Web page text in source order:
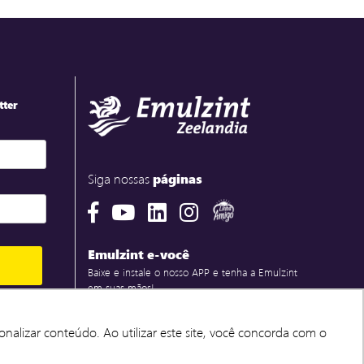
conteúdo. Ao utilizar este site, você concorda com o
conteúdo. Ao utilizar este site, você concorda com o
para
Siga nossaspáginas
Emulzint e-você
Baixe e instale o nosso APP e tenha a Emulzint
em suas mãos!